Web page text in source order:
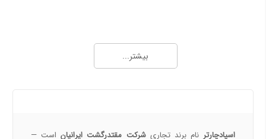
بیشتر...
اسپادچارتر نام برند تجاریشرکت مقتدرگشت ایرانیاناست —